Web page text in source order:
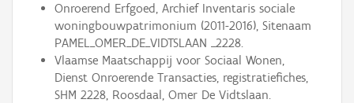
Onroerend Erfgoed, Archief Inventaris sociale
woningbouwpatrimonium (2011-2016), Sitenaam
PAMEL_OMER_DE_VIDTSLAAN _2228.
Vlaamse Maatschappij voor Sociaal Wonen,
Dienst Onroerende Transacties, registratiefiches,
SHM 2228, Roosdaal, Omer De Vidtslaan.